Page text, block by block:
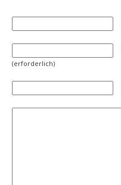
(erforderlich)